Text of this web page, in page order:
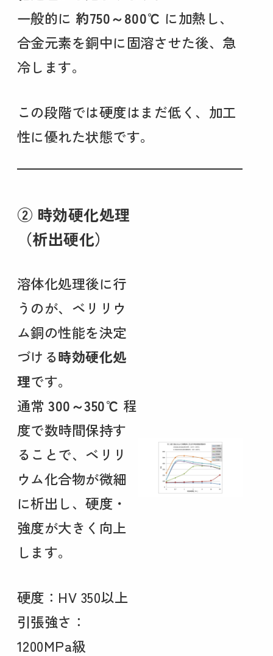
一般的に 約750～800℃ に加熱し、
合金元素を銅中に固溶させた後、急
冷します。
この段階では硬度はまだ低く、加工
性に優れた状態です。
② 時効硬化処理
（析出硬化）
溶体化処理後に行
うのが、ベリリウ
ム銅の性能を決定
づける時効硬化処
理です。
通常300～350℃ 程
度で数時間保持す
ることで、ベリリ
ウム化合物が微細
に析出し、硬度・
強度が大きく向上
します。
硬度：HV 350以上
引張強さ：
1200MPa級